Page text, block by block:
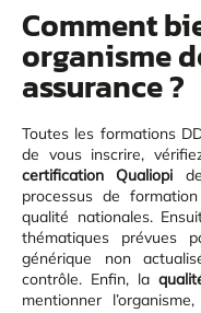
Comment
organisme
assurance ?
Toutes les formations
de vous inscrire,
certification Qualiopi
processus de
qualité nationales.
thématiques prévues
générique non
contrôle. Enfin, la
mentionner